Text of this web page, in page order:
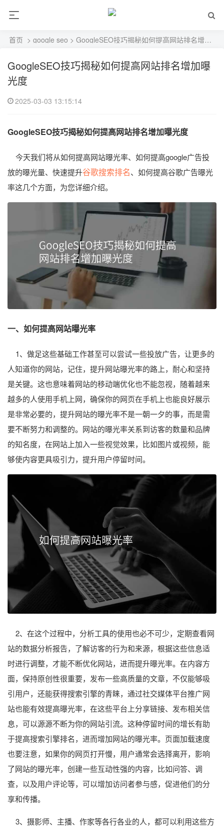
首页 > google seo > GoogleSEO技巧揭秘如何提高网站排名增加曝光度
GoogleSEO技巧揭秘如何提高网站排名增加曝
光度
2025-03-03 13:15:14
GoogleSEO技巧揭秘如何提高网站排名增加曝光度
今天我们将从如何提高网站曝光率、如何提高google广告投
放的曝光量、快速提升谷歌搜索排名、如何提高谷歌广告曝光
率这几个方面，为您详细介绍。
一、如何提高网站曝光率
1、做足这些基础工作甚至可以尝试一些投放广告，让更多的
人知道你的网站，记住，提升网站曝光率的路上，耐心和坚持
是关键。这也意味着网站的移动端优化也不能忽视，随着越来
越多的人使用手机上网，确保你的网页在手机上也能良好展示
是非常必要的，提升网站的曝光率不是一朝一夕的事，而是需
要不断努力和调整的。网站的曝光率关系到访客的数量和品牌
的知名度，在网站上加入一些视觉效果，比如图片或视频，能
够使内容更具吸引力，提升用户停留时间。
2、在这个过程中，分析工具的使用也必不可少，定期查看网
站的数据分析报告，了解访客的行为和来源，根据这些信息适
时进行调整，才能不断优化网站，进而提升曝光率。在内容方
面，保持原创性很重要，发布一些高质量的文章，不仅能够吸
引用户，还能获得搜索引擎的青睐，通过社交媒体平台推广网
站也能有效提高曝光率，在这些平台上分享链接、发布相关信
息，可以源源不断为你的网站引流。这种停留时间的增长有助
于提高搜索引擎排名，进而增加网站的曝光率。页面加载速度
也要注意，如果你的网页打开慢，用户通常会选择离开，影响
了网站的曝光率，创建一些互动性强的内容，比如问答、调
查，以及用户评论等，可以增加访问者参与感，促进他们的分
享和传播。
3、摄影师、主播、作家等各行各业的人，都可以利用这些方